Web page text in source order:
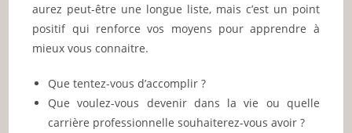
aurez peut-être une longue liste, mais c’est un point
positif qui renforce vos moyens pour apprendre à
mieux vous connaitre.
Que tentez-vous d’accomplir ?
Que voulez-vous devenir dans la vie ou quelle
carrière professionnelle souhaiterez-vous avoir ?